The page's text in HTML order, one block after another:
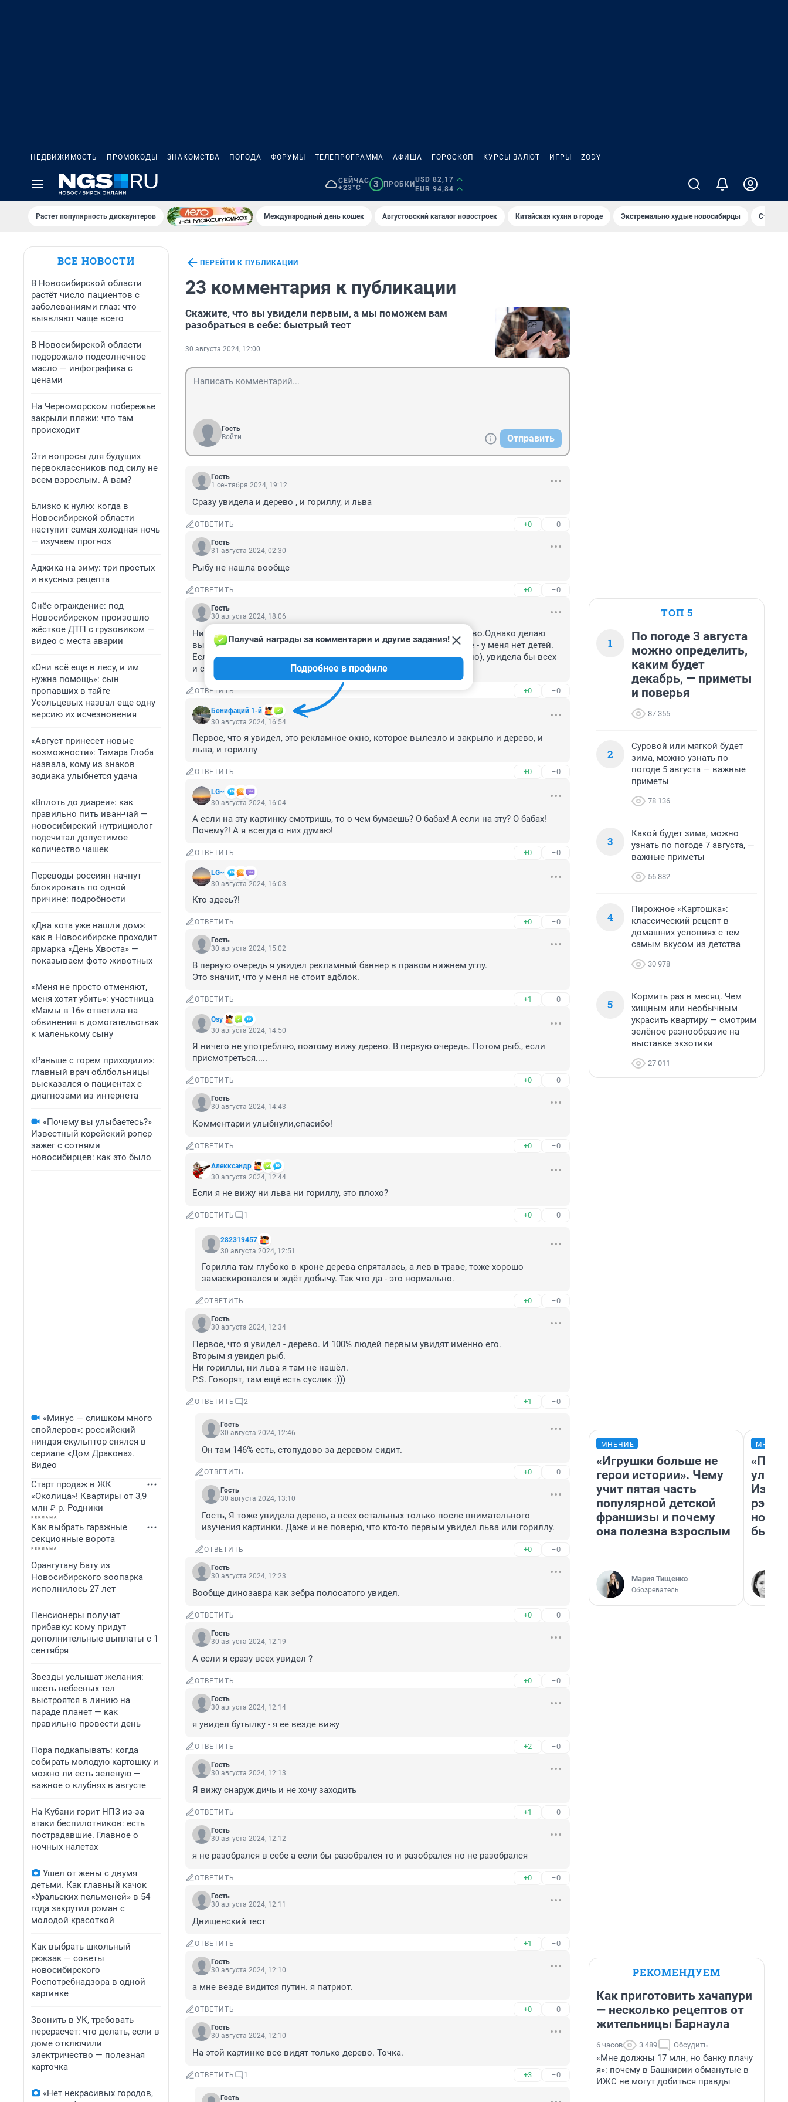
НЕДВИЖИМОСТЬ ПРОМОКОДЫ ЗНАКОМСТВА ПОГОДА ФОРУМЫ ТЕЛЕПРОГРАММА АФИША ГОРОСКОП КУРСЫ ВАЛЮТ ИГРЫ ZODY
СЕЙЧАС
+23°C
3 ПРОБКИ
USD 82,17
EUR 94,84
Растет популярность дискаунтеров Международный день кошек Августовский каталог новостроек Китайская кухня в городе Экстремально худые новосибирцы Старт
ВСЕ НОВОСТИ
В Новосибирской области
растёт число пациентов с
заболеваниями глаз: что
выявляют чаще всего
В Новосибирской области
подорожало подсолнечное
масло — инфографика с
ценами
На Черноморском побережье
закрыли пляжи: что там
происходит
Эти вопросы для будущих
первоклассников под силу не
всем взрослым. А вам?
Близко к нулю: когда в
Новосибирской области
наступит самая холодная ночь
— изучаем прогноз
Аджика на зиму: три простых
и вкусных рецепта
Снёс ограждение: под
Новосибирском произошло
жёсткое ДТП с грузовиком —
видео с места аварии
«Они всё еще в лесу, и им
нужна помощь»: сын
пропавших в тайге
Усольцевых назвал еще одну
версию их исчезновения
«Август принесет новые
возможности»: Тамара Глоба
назвала, кому из знаков
зодиака улыбнется удача
«Вплоть до диареи»: как
правильно пить иван-чай —
новосибирский нутрициолог
подсчитал допустимое
количество чашек
Переводы россиян начнут
блокировать по одной
причине: подробности
«Два кота уже нашли дом»:
как в Новосибирске проходит
ярмарка «День Хвоста» —
показываем фото животных
«Меня не просто отменяют,
меня хотят убить»: участница
«Мамы в 16» ответила на
обвинения в домогательствах
к маленькому сыну
«Раньше с горем приходили»:
главный врач облбольницы
высказался о пациентах с
диагнозами из интернета
«Почему вы улыбаетесь?»
Известный корейский рэпер
зажег с сотнями
новосибирцев: как это было
«Минус — слишком много
спойлеров»: российский
ниндзя-скульптор снялся в
сериале «Дом Дракона».
Видео
Старт продаж в ЖК
«Околица»! Квартиры от 3,9
млн ₽ р. Родники
Как выбрать гаражные
секционные ворота
Орангутану Бату из
Новосибирского зоопарка
исполнилось 27 лет
Пенсионеры получат
прибавку: кому придут
дополнительные выплаты с 1
сентября
Звезды услышат желания:
шесть небесных тел
выстроятся в линию на
параде планет — как
правильно провести день
Пора подкапывать: когда
собирать молодую картошку и
можно ли есть зеленую —
важное о клубнях в августе
На Кубани горит НПЗ из-за
атаки беспилотников: есть
пострадавшие. Главное о
ночных налетах
Ушел от жены с двумя
детьми. Как главный качок
«Уральских пельменей» в 54
года закрутил роман с
молодой красоткой
Как выбрать школьный
рюкзак — советы
новосибирского
Роспотребнадзора в одной
картинке
Звонить в УК, требовать
перерасчет: что делать, если в
доме отключили
электричество — полезная
карточка
«Нет некрасивых городов,
ПЕРЕЙТИ К ПУБЛИКАЦИИ
23 комментария к публикации
Скажите, что вы увидели первым, а мы поможем вам
разобраться в себе: быстрый тест
30 августа 2024, 12:00
Гость
Войти
Отправить
Гость
1 сентября 2024, 19:12
Сразу увидела и дерево , и гориллу, и льва
ОТВЕТИТЬ +0 –0
Гость
31 августа 2024, 02:30
Рыбу не нашла вообще
ОТВЕТИТЬ +0 –0
Гость
30 августа 2024, 18:06
Ни рыб, ни льва, ни, тем более, гориллу. я не увидела. Только дерево.Однако делаю
вывод, что у меня плохо развит анализ по одной простой причине - у меня нет детей.
Если бы я с ними (детьми) каждый день занималась (разнообразно), увидела бы всех
и сразу.
ОТВЕТИТЬ +0 –0
Бонифаций 1-й
Получай награды за комментарии и другие задания!
Подробнее в профиле
30 августа 2024, 16:54
Первое, что я увидел, это рекламное окно, которое вылезло и закрыло и дерево, и
льва, и гориллу
ОТВЕТИТЬ +0 –0
LG~
30 августа 2024, 16:04
А если на эту картинку смотришь, то о чем бумаешь? О бабах! А если на эту? О бабах!
Почему?! А я всегда о них думаю!
ОТВЕТИТЬ +0 –0
LG~
30 августа 2024, 16:03
Кто здесь?!
ОТВЕТИТЬ +0 –0
Гость
30 августа 2024, 15:02
В первую очередь я увидел рекламный баннер в правом нижнем углу.
Это значит, что у меня не стоит адблок.
ОТВЕТИТЬ +1 –0
Qsy
30 августа 2024, 14:50
Я ничего не употребляю, поэтому вижу дерево. В первую очередь. Потом рыб., если
присмотреться.....
ОТВЕТИТЬ +0 –0
Гость
30 августа 2024, 14:43
Комментарии улыбнули,спасибо!
ОТВЕТИТЬ +0 –0
Алекксандр
30 августа 2024, 12:44
Если я не вижу ни льва ни гориллу, это плохо?
ОТВЕТИТЬ 1 +0 –0
282319457
30 августа 2024, 12:51
Горилла там глубоко в кроне дерева спряталась, а лев в траве, тоже хорошо
замаскировался и ждёт добычу. Так что да - это нормально.
ОТВЕТИТЬ +0 –0
Гость
30 августа 2024, 12:34
Первое, что я увидел - дерево. И 100% людей первым увидят именно его.
Вторым я увидел рыб.
Ни гориллы, ни льва я там не нашёл.
P.S. Говорят, там ещё есть суслик :)))
ОТВЕТИТЬ 2 +1 –0
Гость
30 августа 2024, 12:46
Он там 146% есть, стопудово за деревом сидит.
ОТВЕТИТЬ +0 –0
Гость
30 августа 2024, 13:10
Гость, Я тоже увидела дерево, а всех остальных только после внимательного
изучения картинки. Даже и не поверю, что кто-то первым увидел льва или гориллу.
ОТВЕТИТЬ +0 –0
Гость
30 августа 2024, 12:23
Вообще динозавра как зебра полосатого увидел.
ОТВЕТИТЬ +0 –0
Гость
30 августа 2024, 12:19
А если я сразу всех увидел ?
ОТВЕТИТЬ +0 –0
Гость
30 августа 2024, 12:14
я увидел бутылку - я ее везде вижу
ОТВЕТИТЬ +2 –0
Гость
30 августа 2024, 12:13
Я вижу снаруж дичь и не хочу заходить
ОТВЕТИТЬ +1 –0
Гость
30 августа 2024, 12:12
я не разобрался в себе а если бы разобрался то и разобрался но не разобрался
ОТВЕТИТЬ +0 –0
Гость
30 августа 2024, 12:11
Днищенский тест
ОТВЕТИТЬ +1 –0
Гость
30 августа 2024, 12:10
а мне везде видится путин. я патриот.
ОТВЕТИТЬ +0 –0
Гость
30 августа 2024, 12:10
На этой картинке все видят только дерево. Точка.
ОТВЕТИТЬ 1 +3 –0
Гость
ТОП 5
1
По погоде 3 августа
можно определить,
каким будет
декабрь, — приметы
и поверья
87 355
2
Суровой или мягкой будет
зима, можно узнать по
погоде 5 августа — важные
приметы
78 136
3
Какой будет зима, можно
узнать по погоде 7 августа, —
важные приметы
56 882
4
Пирожное «Картошка»:
классический рецепт в
домашних условиях с тем
самым вкусом из детства
30 978
5
Кормить раз в месяц. Чем
хищным или необычным
украсить квартиру — смотрим
зелёное разнообразие на
выставке экзотики
27 011
МНЕНИЕ
«Игрушки больше не
герои истории». Чему
учит пятая часть
популярной детской
франшизы и почему
она полезна взрослым
Мария Тищенко
Обозреватель
было
РЕКОМЕНДУЕМ
Как приготовить хачапури
— несколько рецептов от
жительницы Барнаула
6 часов 3 489 Обсудить
«Мне должны 17 млн, но банку плачу
я»: почему в Башкирии обманутые в
ИЖС не могут добиться правды